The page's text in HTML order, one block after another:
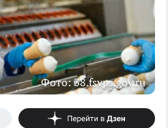
Фото: 38.fsvps.gov.ru